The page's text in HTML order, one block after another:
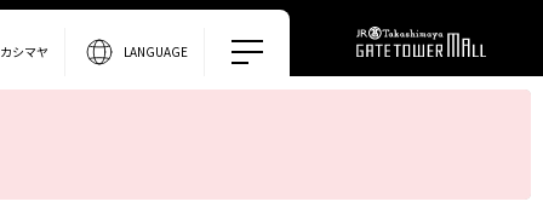
シマヤ LANGUAGE